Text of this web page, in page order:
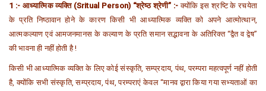
1 :- आध्यात्मिक व्यक्ति (Sritual Person) “श्रेष्ठ श्रेणी” :- क्योंकि इस श्रष्टि के रचयेता
के प्रति निष्ठावान होने के कारण किसी भी आध्यात्मिक व्यक्ति को अपने आत्मोत्थान,
आत्मकल्याण एवं आमजनमानस के कल्याण के प्रति समान सद्भावना के अतिरिक्त “द्वैत व द्वेष”
की भावना ही नहीं होती है !
किसी भी आध्यात्मिक व्यक्ति के लिए कोई संस्कृति, सम्प्रदाय, पंथ, परम्परा महत्वपूर्ण नहीं होती
है, क्योंकि सभी संस्कृति, सम्प्रदाय, पंथ, परम्पराएं केवल “मानव द्वारा किया गया सभ्यताओं का